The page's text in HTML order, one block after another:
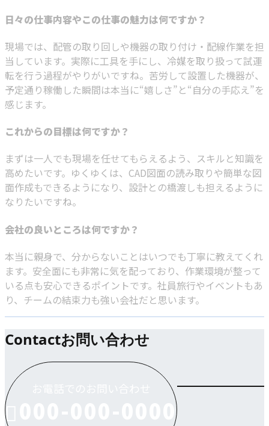
日々の仕事内容やこの仕事の魅力は何ですか？
現場では、配管の取り回しや機器の取り付け・配線作業を担
当しています。実際に工具を手にし、冷媒を取り扱って試運
転を行う過程がやりがいですね。苦労して設置した機器が、
予定通り稼働した瞬間は本当に“嬉しさ”と“自分の手応え”を
感じます。
これからの目標は何ですか？
まずは一人でも現場を任せてもらえるよう、スキルと知識を
高めたいです。ゆくゆくは、CAD図面の読み取りや簡単な図
面作成もできるようになり、設計との橋渡しも担えるように
なりたいですね。
会社の良いところは何ですか？
本当に親身で、分からないことはいつでも丁寧に教えてくれ
ます。安全面にも非常に気を配っており、作業環境が整って
いる点も安心できるポイントです。社員旅行やイベントもあ
り、チームの結束力も強い会社だと思います。
Contactお問い合わせ
000-000-0000